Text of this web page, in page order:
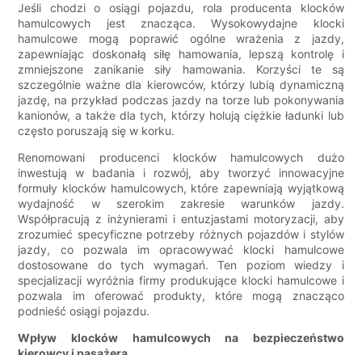
Jeśli chodzi o osiągi pojazdu, rola producenta klocków
hamulcowych jest znacząca. Wysokowydajne klocki
hamulcowe mogą poprawić ogólne wrażenia z jazdy,
zapewniając doskonałą siłę hamowania, lepszą kontrolę i
zmniejszone zanikanie siły hamowania. Korzyści te są
szczególnie ważne dla kierowców, którzy lubią dynamiczną
jazdę, na przykład podczas jazdy na torze lub pokonywania
kanionów, a także dla tych, którzy holują ciężkie ładunki lub
często poruszają się w korku.
Renomowani producenci klocków hamulcowych dużo
inwestują w badania i rozwój, aby tworzyć innowacyjne
formuły klocków hamulcowych, które zapewniają wyjątkową
wydajność w szerokim zakresie warunków jazdy.
Współpracują z inżynierami i entuzjastami motoryzacji, aby
zrozumieć specyficzne potrzeby różnych pojazdów i stylów
jazdy, co pozwala im opracowywać klocki hamulcowe
dostosowane do tych wymagań. Ten poziom wiedzy i
specjalizacji wyróżnia firmy produkujące klocki hamulcowe i
pozwala im oferować produkty, które mogą znacząco
podnieść osiągi pojazdu.
Wpływ klocków hamulcowych na bezpieczeństwo